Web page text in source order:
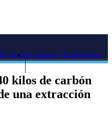
Curiosidades y Entretenimiento
kilos de carbón
una extracción